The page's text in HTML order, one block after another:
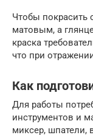
Чтобы покрасить
матовым, а
краска
что при
Как
Для работы
инструментов и
миксер, шпатели,